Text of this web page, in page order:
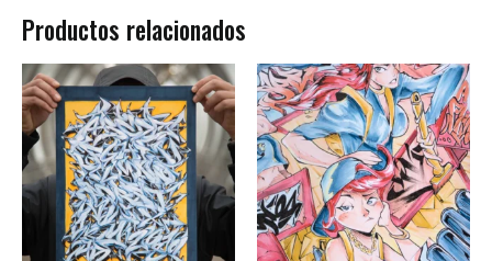
Productos relacionados